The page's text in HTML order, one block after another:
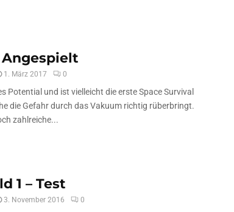
1. März 2017 0
Potential und ist vielleicht die erste Space Survival
die Gefahr durch das Vakuum richtig rüberbringt.
zahlreiche...
1 – Test
3. November 2016 0